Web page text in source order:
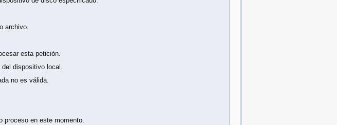
archivo.
esta petición.
dispositivo local.
no es válida.
proceso en este momento.